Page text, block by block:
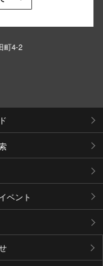
町4-2
ベント